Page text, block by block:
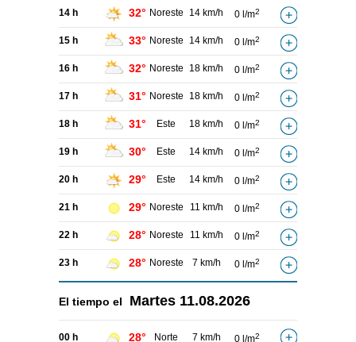
14 h 32° Noreste 14 km/h 0 l/m2
15 h 33° Noreste 14 km/h 0 l/m2
16 h 32° Noreste 18 km/h 0 l/m2
17 h 31° Noreste 18 km/h 0 l/m2
18 h 31° Este 18 km/h 0 l/m2
19 h 30° Este 14 km/h 0 l/m2
20 h 29° Este 14 km/h 0 l/m2
21 h 29° Noreste 11 km/h 0 l/m2
22 h 28° Noreste 11 km/h 0 l/m2
23 h 28° Noreste 7 km/h 0 l/m2
El tiempo el Martes 11.08.2026
00 h 28° Norte 7 km/h 0 l/m2